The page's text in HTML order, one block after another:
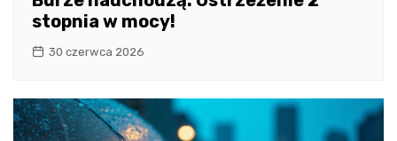
stopnia w mocy!
30 czerwca 2026